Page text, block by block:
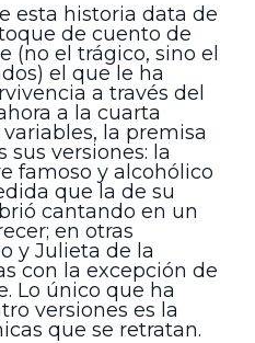
esta historia data de
de cuento de
(no el trágico, sino el
el que le ha
a través del
a la cuarta
la premisa
versiones: la
famoso y alcohólico
que la de su
cantando en un
en otras
y Julieta de la
con la excepción de
Lo único que ha
versiones es la
que se retratan.